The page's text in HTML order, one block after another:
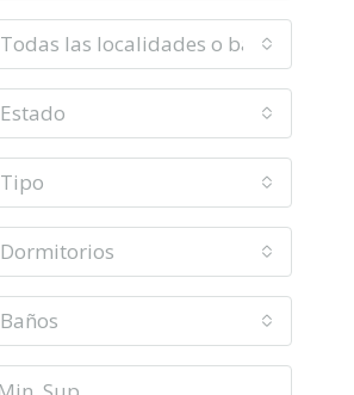
Todas las localidades o barrios
Estado
Tipo
Dormitorios
Baños